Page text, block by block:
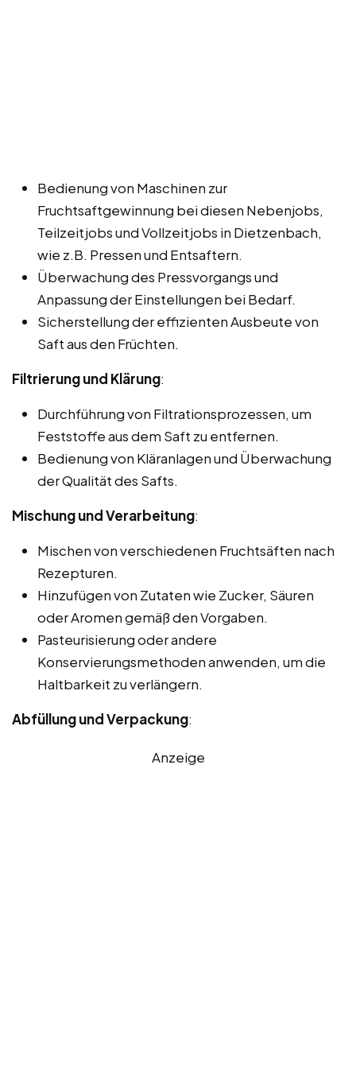
Bedienung von Maschinen zur
Fruchtsaftgewinnung bei diesen Nebenjobs,
Teilzeitjobs und Vollzeitjobs in Dietzenbach,
wie z.B. Pressen und Entsaftern.
Überwachung des Pressvorgangs und
Anpassung der Einstellungen bei Bedarf.
Sicherstellung der effizienten Ausbeute von
Saft aus den Früchten.
Filtrierung und Klärung:
Durchführung von Filtrationsprozessen, um
Feststoffe aus dem Saft zu entfernen.
Bedienung von Kläranlagen und Überwachung
der Qualität des Safts.
Mischung und Verarbeitung:
Mischen von verschiedenen Fruchtsäften nach
Rezepturen.
Hinzufügen von Zutaten wie Zucker, Säuren
oder Aromen gemäß den Vorgaben.
Pasteurisierung oder andere
Konservierungsmethoden anwenden, um die
Haltbarkeit zu verlängern.
Abfüllung und Verpackung:
Anzeige